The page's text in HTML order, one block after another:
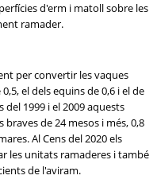
d'erm i matoll sobre les
ramader.
per convertir les vaques
el dels equins de 0,6 i el de
del 1999 i el 2009 aquests
de 24 mesos i més, 0,8
Al Cens del 2020 els
les unitats ramaderes i també
de l'aviram.